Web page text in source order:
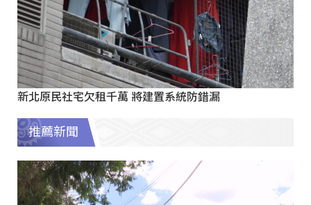
新北原民社宅欠租千萬 將建置系統防錯漏
推薦新聞